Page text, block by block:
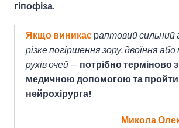
гіпофіза.
Якщо виникає раптовий сильний
різке погіршення зору, двоїння
рухів очей — потрібно терміново
медичною допомогою та пройти
нейрохірурга!
Микола